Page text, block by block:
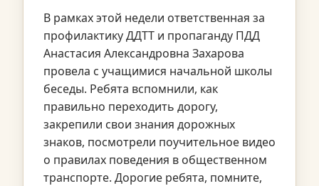
В рамках этой недели ответственная за
профилактику ДДТТ и пропаганду ПДД
Анастасия Александровна Захарова
провела с учащимися начальной школы
беседы. Ребята вспомнили, как
правильно переходить дорогу,
закрепили свои знания дорожных
знаков, посмотрели поучительное видео
о правилах поведения в общественном
транспорте. Дорогие ребята, помните,